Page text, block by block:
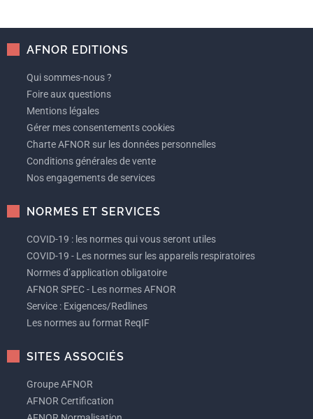
AFNOR EDITIONS
Qui sommes-nous ?
Foire aux questions
Mentions légales
Gérer mes consentements cookies
Charte AFNOR sur les données personnelles
Conditions générales de vente
Nos engagements de services
NORMES ET SERVICES
COVID-19 : les normes qui vous seront utiles
COVID-19 - Les normes sur les appareils respiratoires
Normes d’application obligatoire
AFNOR SPEC - Les normes AFNOR
Service : Exigences/Redlines
Les normes au format ReqIF
SITES ASSOCIÉS
Groupe AFNOR
AFNOR Certification